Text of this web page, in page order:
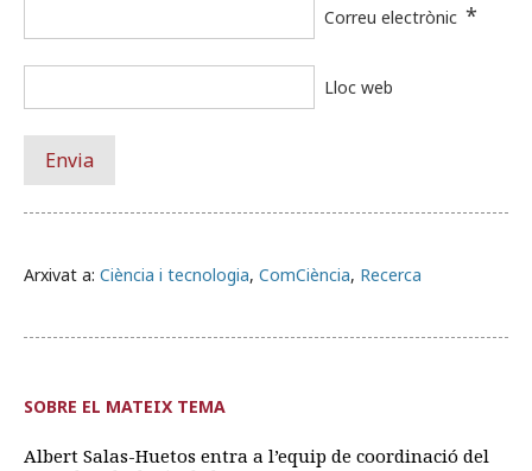
Arxivat a: Ciència i tecnologia, ComCiència, Recerca
Correu electrònic *
Lloc web
SOBRE EL MATEIX TEMA
Albert Salas-Huetos entra a l’equip de coordinació del